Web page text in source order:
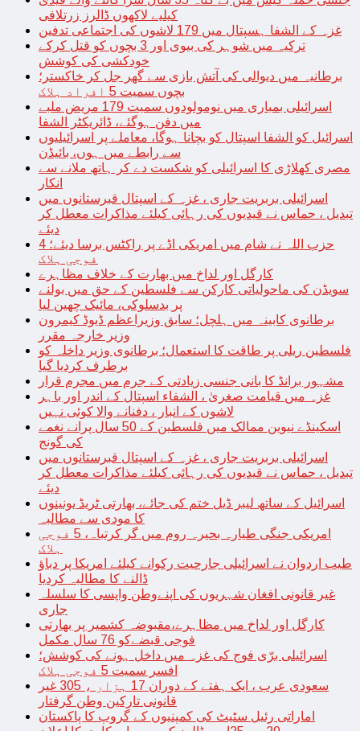
کیلیے لاکھوں ڈالرز زرتلافی
غزہ کے الشفا ہسپتال میں 179 لاشوں کی اجتماعی تدفین
ترکیہ میں شوہر کی بیوی اور 3 بچوں کو قتل کرکے
خودکشی کی کوشش
برطانیہ میں دیوالی کی آتش بازی سے گھر جل کر خاکستر؛
بچوں سمیت 5 افراد ہلاک
اسرائیلی بمباری میں نومولودوں سمیت 179 مریض ملبے
میں دفن ہوگئے، ڈائریکٹر الشفا
اسرائیل کو الشفا اسپتال کو بچانا ہوگا، معاملے پر اسرائیلیوں
سے رابطے میں ہوں، بائیڈن
مصری کھلاڑی کا اسرائیلی کو شکست دے کر ہاتھ ملانے سے
انکار
اسرائیلی بربریت جاری ، غزہ کے اسپتال قبرستانوں میں
تبدیل ، حماس نے قیدیوں کی رہائی کیلئے مذاکرات معطل کر
دیئے
حزب اللہ نے شام میں امریکی اڈے پر راکٹس برسا دیئے؛ 4
فوجی ہلاک
کارگل اور لداخ میں بھارت کے خلاف مظاہرے
سویڈن کی ماحولیاتی کارکن سے فلسطین کے حق میں بولنے
پر بدسلوکی، مائیک چھین لیا
برطانوی کابینہ میں ہلچل؛ سابق وزیراعظم ڈیوڈ کیمرون
وزیر خارجہ مقرر
فلسطین ریلی پر طاقت کا استعمال؛ برطانوی وزیر داخلہ کو
برطرف کردیا گیا
مشہور برانڈ کا بانی جنسی زیادتی کے جرم میں مجرم قرار
غزہ میں قیامت صغریٰ ، الشفاء اسپتال کے اندر اور باہر
لاشوں کے انبار ، دفنانے والا کوئی نہیں
اسکینڈے نیوین ممالک میں فلسطین کے 50 سال پرانے نغمے
کی گونج
اسرائیلی بربریت جاری ، غزہ کے اسپتال قبرستانوں میں
تبدیل ، حماس نے قیدیوں کی رہائی کیلئے مذاکرات معطل کر
دیئے
اسرائیل کے ساتھ لیبر ڈیل ختم کی جائے، بھارتی ٹریڈ یونینوں
کا مودی سے مطالبہ
امریکی جنگی طیارہ بحیرہ روم میں گر کرتباہ، 5 فوجی
ہلاک
طیب اردوان نے اسرائیلی جارحیت رکوانے کیلئے امریکا پر دباؤ
ڈالنے کا مطالبہ کردیا
غیر قانونی افغان شہریوں کی اپنےوطن واپسی کا سلسلہ
جاری
کارگل اور لداخ میں مظاہرے،مقبوضہ کشمیر پر بھارتی
فوجی قبضےکو 76 سال مکمل
اسرائیلی برّی فوج کی غزہ میں داخل ہونے کی کوشش؛
افسر سمیت 5 فوجی ہلاک
سعودی عرب ، ایک ہفتے کے دوران 17 ہزار ، 305 غیر
قانونی تارکین وطن گرفتار
اماراتی رئیل سٹیٹ کی کمپنیوں کے گروپ کا پاکستان